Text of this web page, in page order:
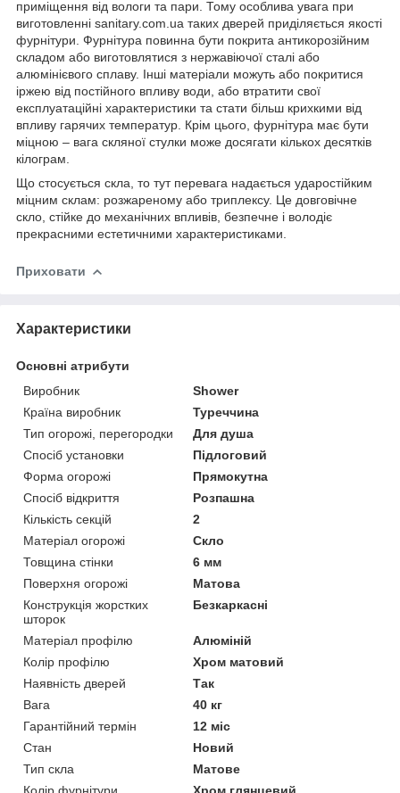
приміщення від вологи та пари. Тому особлива увага при
виготовленні sanitary.com.ua таких дверей приділяється якості
фурнітури. Фурнітура повинна бути покрита антикорозійним
складом або виготовлятися з нержавіючої сталі або
алюмінієвого сплаву. Інші матеріали можуть або покритися
іржею від постійного впливу води, або втратити свої
експлуатаційні характеристики та стати більш крихкими від
впливу гарячих температур. Крім цього, фурнітура має бути
міцною – вага скляної стулки може досягати кількох десятків
кілограм.
Що стосується скла, то тут перевага надається ударостійким
міцним склам: розжареному або триплексу. Це довговічне
скло, стійке до механічних впливів, безпечне і володіє
прекрасними естетичними характеристиками.
Приховати
Характеристики
Основні атрибути
Виробник
Shower
Країна виробник
Туреччина
Тип огорожі, перегородки
Для душа
Спосіб установки
Підлоговий
Форма огорожі
Прямокутна
Спосіб відкриття
Розпашна
Кількість секцій
2
Матеріал огорожі
Скло
Товщина стінки
6 мм
Поверхня огорожі
Матова
Конструкція жорстких
шторок
Безкаркасні
Матеріал профілю
Алюміній
Колір профілю
Хром матовий
Наявність дверей
Так
Вага
40 кг
Гарантійний термін
12 міс
Стан
Новий
Тип скла
Матове
Колір фурнітури
Хром глянцевий